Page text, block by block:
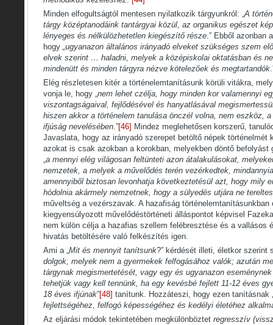
Minden elfogultságtól mentesen nyilatkozik tárgyunkról: „A
tárgy középtanodáink tantárgyai közül, az organikus egészet
lényeges és nélkülözhetetlen kiegészítő része.” Ebből azonban
hogy „ugyanazon általános irányadó elveket szükséges szem
elvek szerint … haladni, melyek a középiskolai oktatásban és
mindenütt és minden tárgyra nézve kötelezőek és megtartandók
Elég részletesen kitér a történelemtanításunk körüli vitákra,
vonja le, hogy „nem lehet czélja, hogy minden kor valamennyi
viszontagságaival, fejlődésével és hanyatlásával
hiszen akkor a történelem tanulása önczél volna, nem eszköz,
ifjúság nevelésében.”[46] Mindez meglehetősen korszerű,
Javaslata, hogy az irányadó szerepet betöltő népek történelmét
azokat is csak azokban a korokban, melyekben döntő befolyást
„a mennyi elég világosan feltünteti azon átalakulásokat,
nemzetek, a melyek a művelődés terén vezérkedtek,
amennyiből biztosan levonhatja következtetésül azt, hogy mily
hódolnia akármely nemzetnek, hogy a sülyedés utjára ne
műveltség a vezérszavak. A hazafiság
kiegyensúlyozott művelődéstörténeti álláspontot képvisel
nem külön célja a hazafias szellem felébresztése és a vallásos
hivatás betöltésére való felkészítés igen.
Ami a „Mit és mennyit tanítsunk?” kérdését illeti, életkor szerint
dolgok, melyek nem a gyermekek felfogásához valók; azután
tárgynak megismertetését, vagy egy és ugyanazon
tehetjük vagy kell tennünk, ha egy kevésbé fejlett 11-12 éves
18 éves ifjúnak”[48] tanítunk. Hozzáteszi, hogy ezen tanításnak
fejlettségéhez, felfogó képességéhez és kedélyi életéhez
Az eljárási módok tekintetében megkülönböztet regresszív